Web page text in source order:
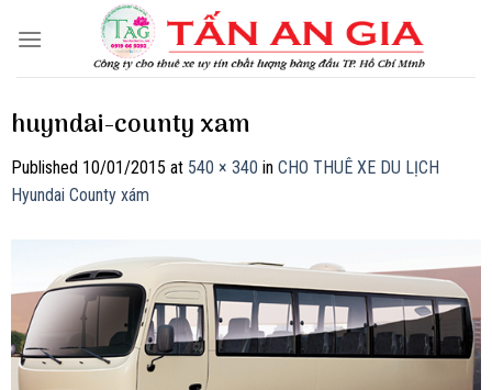
huyndai-county xam
Published 10/01/2015 at 540 × 340 in CHO THUÊ XE DU LỊCH
Hyundai County xám